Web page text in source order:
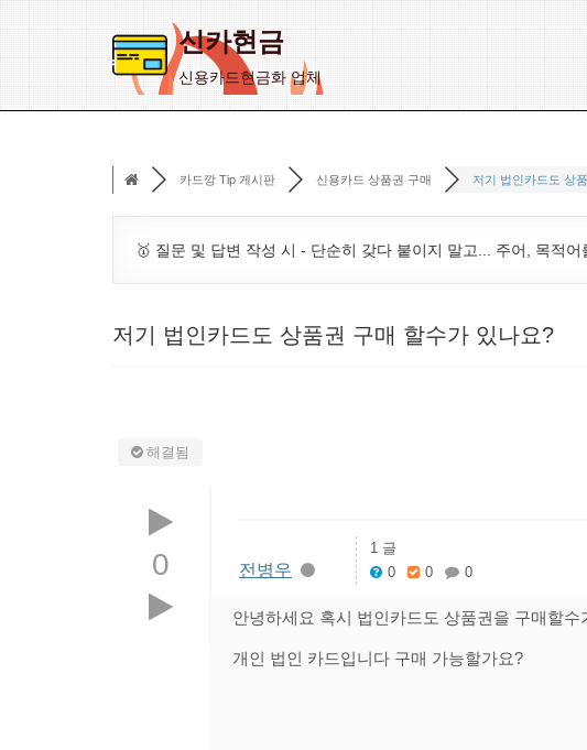
신카현금
신용카드현금화 업체
카드깡 Tip 게시판 신용카드 상품권 구매 저기 법인카드도 상
🥇 질문 및 답변 작성 시 - 단순히 갖다 붙이지 말고... 주어, 목적
저기 법인카드도 상품권 구매 할수가 있나요?
해결됨
0 전병우
1 글
0
0 0
안녕하세요 혹시 법인카드도 상품권을 구매할수
개인 법인 카드입니다 구매 가능할가요?